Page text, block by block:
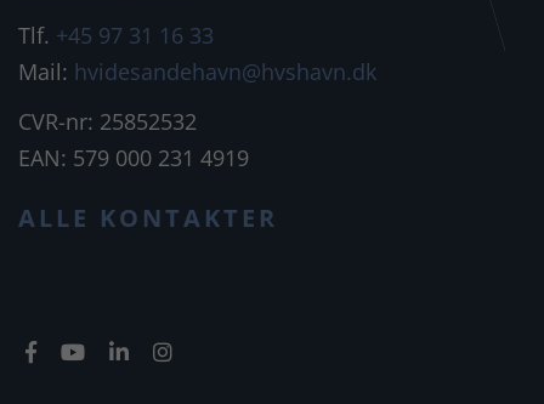
Tlf. +45 97 31 16 33
Mail: hvidesandehavn@hvshavn.dk
CVR-nr: 25852532
EAN: 579 000 231 4919
ALLE KONTAKTER